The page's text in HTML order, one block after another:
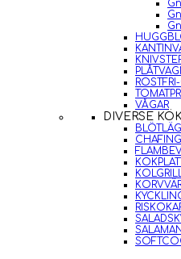
VÅGAR
DIVERSE